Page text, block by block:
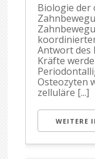
Biologie der
Antwort des
Kräfte
Osteozyten
zelluläre [...]
WEITERE